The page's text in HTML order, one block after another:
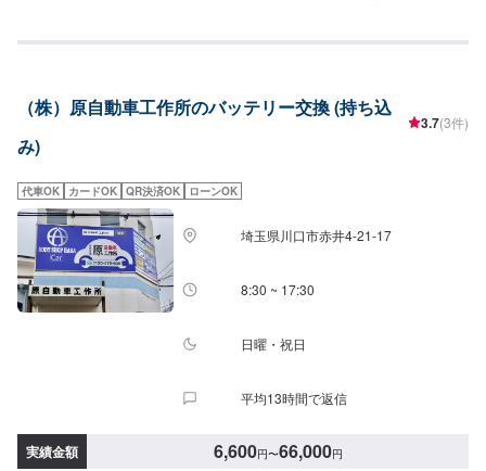
の電池が1年も経てば持ちが悪くなってしまうのと同様です。バッテリーに関
軽にご相談いただければ幸いです。<パーツ持ち込みについて>部品の持ち込
み可能です！ネットなどで購入した部品の持ち込みをご希望の方はオファー
にて部品詳細と車種情報をお送りください。<代車について>作業中は代車の
はお客様負担となります。<営業時間・定休日>営業時間：9:00〜18:00定休
日：日曜・祝日
（株）原自動車工作所のバッテリー交換 (持ち込
み)
3.7(3件)
代車OK カードOK QR決済OK ローンOK
埼玉県川口市赤井4-21-17
8:30 ~ 17:30
日曜・祝日
平均13時間で返信
実績金額 6,600円〜66,000円